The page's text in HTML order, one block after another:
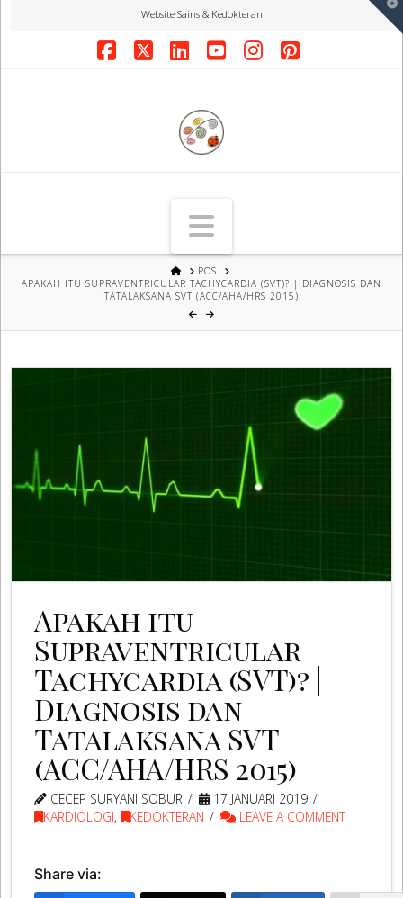
Website Sains & Kedokteran
Facebook
X LinkedIn
YouTube
Instagram
Pinterest
Navigation
HOME
POS
APAKAH ITU SUPRAVENTRICULAR TACHYCARDIA (SVT)? | DIAGNOSIS DAN
TATALAKSANA SVT (ACC/AHA/HRS 2015)
Apakah itu
Supraventricular
Tachycardia (SVT)? |
Diagnosis dan
Tatalaksana SVT
(ACC/AHA/HRS 2015)
CECEP SURYANI SOBUR
17 JANUARI 2019
KARDIOLOGI, KEDOKTERAN LEAVE A COMMENT
Share via: